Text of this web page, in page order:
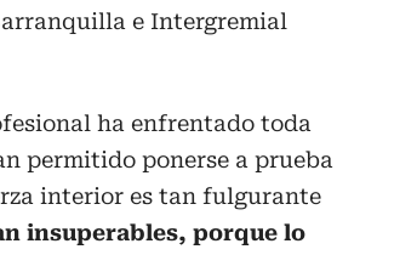
e Intergremial
ha enfrentado toda
permitido ponerse a prueba
interior es tan fulgurante
insuperables, porque lo